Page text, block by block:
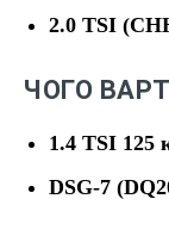
2.0 TSI
ЧОГО
1.4 TSI 125
DSG-7